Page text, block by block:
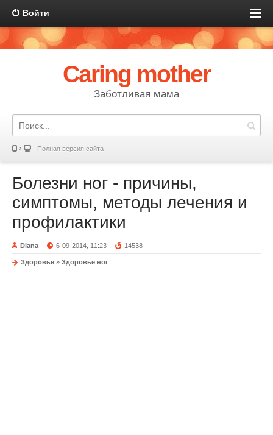
Войти
Caring mother
Заботливая мама
Полная версия сайта
Болезни ног - причины,
симптомы, методы лечения и
профилактики
Diana 6-09-2014, 11:23 14538
Здоровье » Здоровье ног